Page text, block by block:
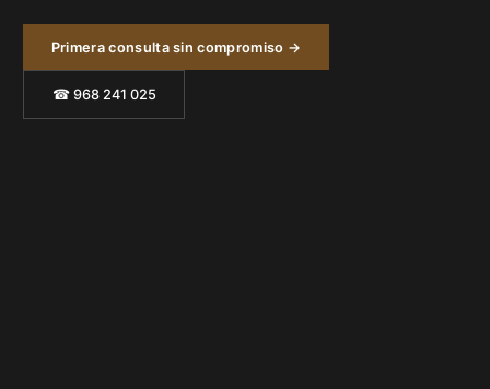
Primera consulta sin compromiso →
☎ 968 241 025